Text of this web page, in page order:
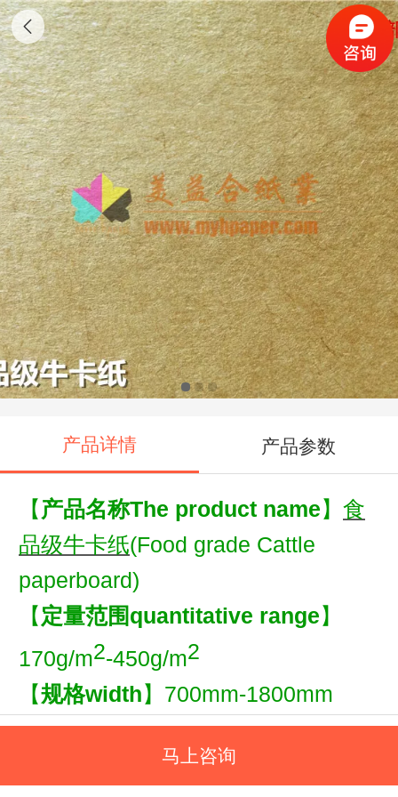
食品级牛卡纸
产品详情 产品参数
【 产品名称The product name】 食
品级牛卡纸(Food grade Cattle
paperboard)
【 定量范围quantitative range】
170g/m2-450g/m2
【规格width】700mm-1800mm
【产品特点Product features】特
点：完全符合国际FDA标准；可萃取
马上咨询